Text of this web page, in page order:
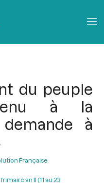
du peuple
à la
demande à
Française
an II (11 au 23